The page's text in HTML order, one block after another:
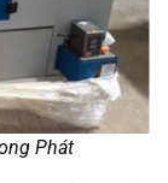
Phát